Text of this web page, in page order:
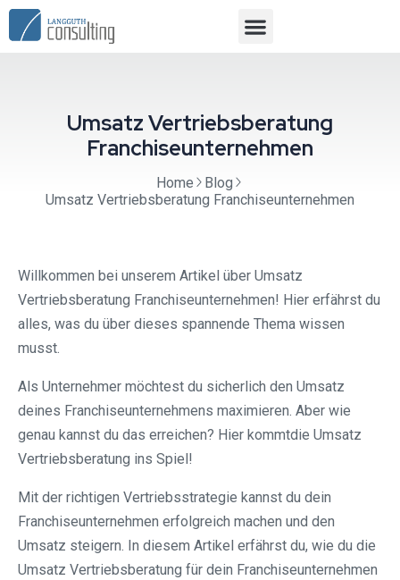
Umsatz Vertriebsberatung
Franchiseunternehmen
Home
Blog
Umsatz Vertriebsberatung Franchiseunternehmen
Willkommen bei unserem Artikel über Umsatz
Vertriebsberatung Franchiseunternehmen! Hier erfährst du
alles, was du über dieses spannende Thema wissen
musst.
Als Unternehmer möchtest du sicherlich den Umsatz
deines Franchiseunternehmens maximieren. Aber wie
genau kannst du das erreichen? Hier kommtdie Umsatz
Vertriebsberatung ins Spiel!
Mit der richtigen Vertriebsstrategie kannst du dein
Franchiseunternehmen erfolgreich machen und den
Umsatz steigern. In diesem Artikel erfährst du, wie du die
Umsatz Vertriebsberatung für dein Franchiseunternehmen